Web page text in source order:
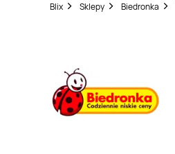
Blix Sklepy Biedronka